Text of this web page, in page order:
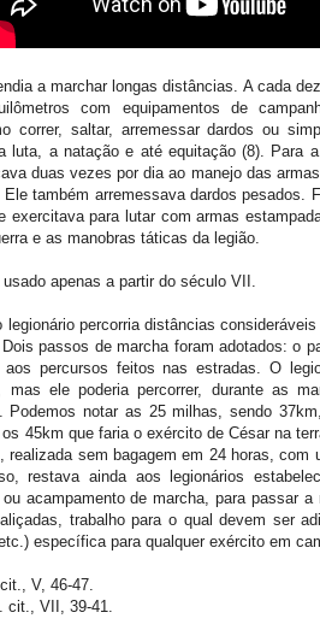
a marchar longas distâncias. A cada
com equipamentos de
correr, saltar, arremessar dardos ou
luta, a natação e até equitação (8). Para
duas vezes por dia ao manejo das
também arremessava dardos pesados.
exercitava para lutar com armas
e as manobras táticas da legião.
apenas a partir do século VII.
percorria distâncias
passos de marcha foram adotados: o
percursos feitos nas estradas. O
ele poderia percorrer, durante as
Podemos notar as 25 milhas, sendo
45km que faria o exército de César na
realizada sem bagagem em 24 horas, com
restava ainda aos legionários
acampamento de marcha, para passar
trabalho para o qual devem ser
específica para qualquer exército em
V, 46-47.
cit., VII, 39-41.